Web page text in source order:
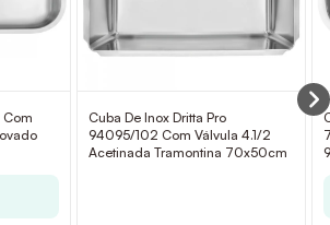
Com
Cuba De Inox Dritta Pro
94095/102 Com Válvula 4.1/2
Acetinada Tramontina 70x50cm